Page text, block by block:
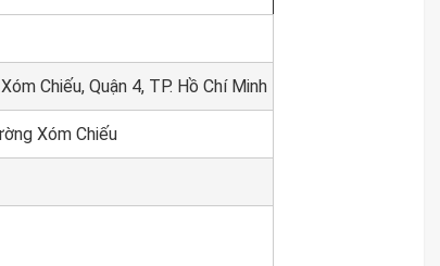
Chiếu, Quận 4, TP. Hồ Chí Minh
Xóm Chiếu